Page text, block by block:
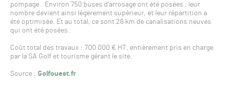
pompage.. Environ 750 buses d’arrosage ont été posées ; leur
nombre devient ainsi légèrement supérieur, et leur répartition a
été optimisée. Et au total, ce sont 26 km de canalisations neuves
qui ont été posées.
Coût total des travaux : 700 000 € HT, entièrement pris en charge
par la SA Golf et tourisme gérant le site.
Source : Golfouest.fr